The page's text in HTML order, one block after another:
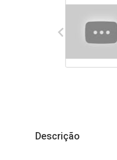
Descrição